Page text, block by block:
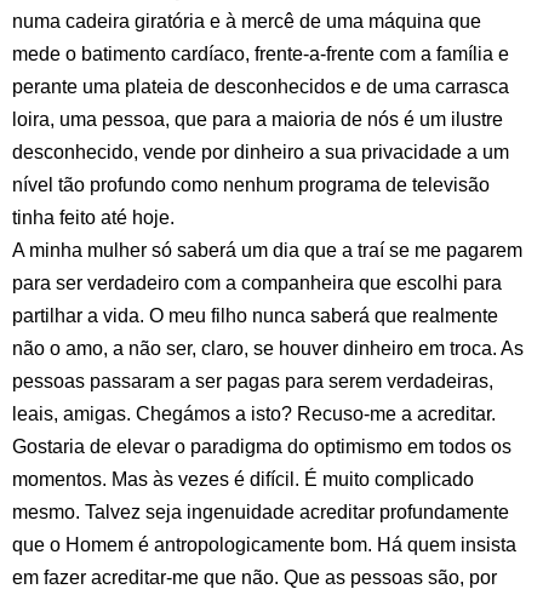
numa cadeira giratória e à mercê de uma máquina que
mede o batimento cardíaco, frente-a-frente com a família e
perante uma plateia de desconhecidos e de uma carrasca
loira, uma pessoa, que para a maioria de nós é um ilustre
desconhecido, vende por dinheiro a sua privacidade a um
nível tão profundo como nenhum programa de televisão
tinha feito até hoje.
A minha mulher só saberá um dia que a traí se me pagarem
para ser verdadeiro com a companheira que escolhi para
partilhar a vida. O meu filho nunca saberá que realmente
não o amo, a não ser, claro, se houver dinheiro em troca. As
pessoas passaram a ser pagas para serem verdadeiras,
leais, amigas. Chegámos a isto? Recuso-me a acreditar.
Gostaria de elevar o paradigma do optimismo em todos os
momentos. Mas às vezes é difícil. É muito complicado
mesmo. Talvez seja ingenuidade acreditar profundamente
que o Homem é antropologicamente bom. Há quem insista
em fazer acreditar-me que não. Que as pessoas são, por